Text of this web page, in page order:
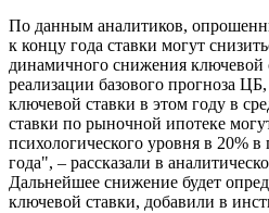
По данным аналитиков,
к концу года ставки могут
динамичного снижения ключевой
реализации базового прогноза
ключевой ставки в этом году в
ставки по рыночной ипотеке
психологического уровня в 20% в
года", – рассказали в
Дальнейшее снижение будет
ключевой ставки, добавили в